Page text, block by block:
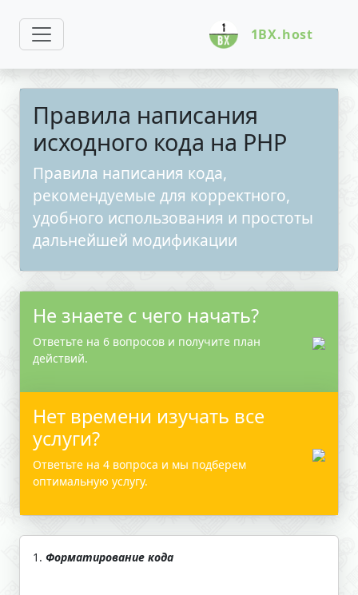
1BX.host
Правила написания
исходного кода на PHP
Правила написания кода,
рекомендуемые для корректного,
удобного использования и простоты
дальнейшей модификации
Не знаете с чего начать?
Ответьте на 6 вопросов и получите план
действий.
Нет времени изучать все
услуги?
Ответьте на 4 вопроса и мы подберем
оптимальную услугу.
1. Форматирование кода